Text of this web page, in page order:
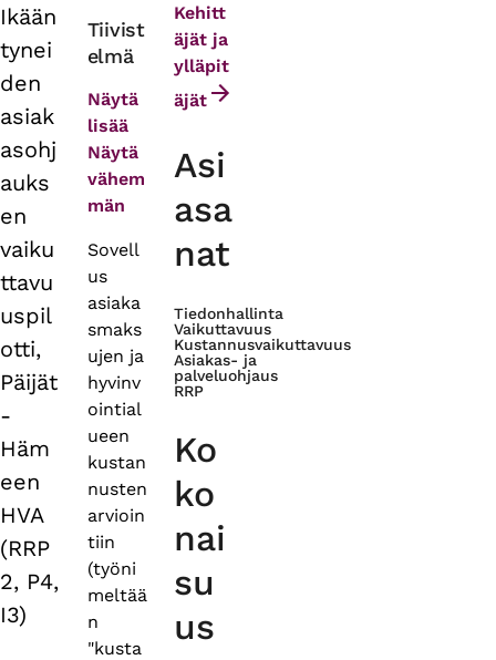
Primary
tabs
Ikään
tynei
den
asiak
asohj
auks
en
vaiku
ttavu
uspil
otti,
Päijät
-
Häm
een
HVA
(RRP
2, P4,
I3)
Tiivist
elmä
Näytä
lisää
Näytä
vähem
män
Sovell
us
asiaka
smaks
ujen ja
hyvinv
ointial
ueen
kustan
nusten
arvioin
tiin
(työni
meltää
n
"kusta
Kehitt
äjät ja
ylläpit
äjät
Asi
asa
nat
Tiedonhallinta
Vaikuttavuus
Kustannusvaikuttavuus
Asiakas- ja
palveluohjaus
RRP
Ko
ko
nai
su
us